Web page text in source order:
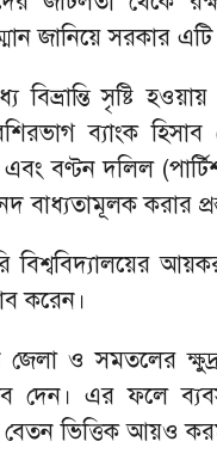
জানিয়ে সরকার এটি
বিভ্রান্তি সৃষ্টি
ব্যাংক
বণ্টন দলিল
করার
বিশ্ববিদ্যালয়ের
করেন।
জেলা ও সমতলের
দেন। এর ফলে
ভিত্তিক আয়ও